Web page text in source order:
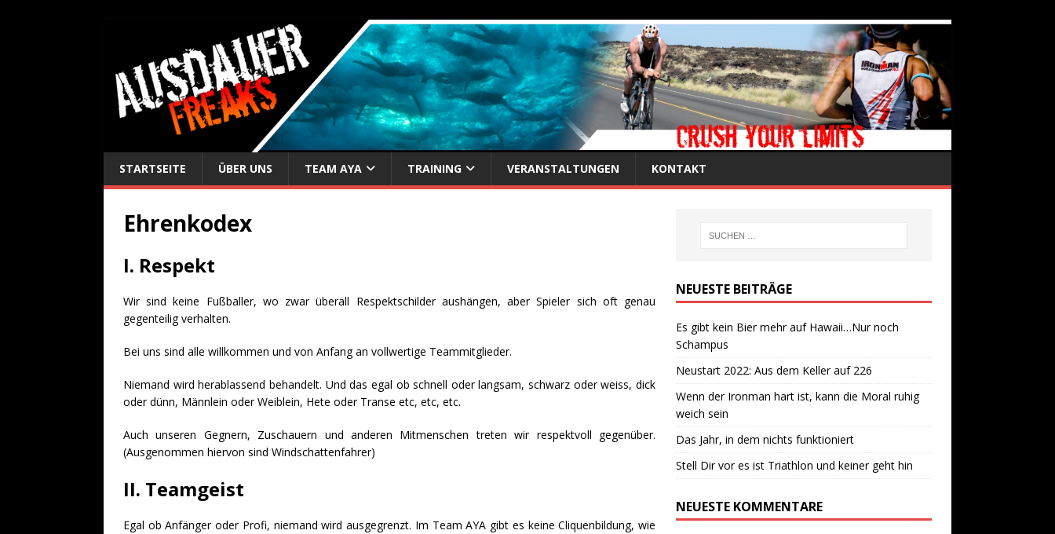
STARTSEITE ÜBER UNS TEAM AYA TRAINING VERANSTALTUNGEN KONTAKT
Ehrenkodex
I. Respekt
Wir sind keine Fußballer, wo zwar überall Respektschilder aushängen, aber Spieler sich oft genau
gegenteilig verhalten.
Bei uns sind alle willkommen und von Anfang an vollwertige Teammitglieder.
Niemand wird herablassend behandelt. Und das egal ob schnell oder langsam, schwarz oder weiss, dick
oder dünn, Männlein oder Weiblein, Hete oder Transe etc, etc, etc.
Auch unseren Gegnern, Zuschauern und anderen Mitmenschen treten wir respektvoll gegenüber.
(Ausgenommen hiervon sind Windschattenfahrer)
II. Teamgeist
Egal ob Anfänger oder Profi, niemand wird ausgegrenzt. Im Team AYA gibt es keine Cliquenbildung, wie
NEUESTE BEITRÄGE
Es gibt kein Bier mehr auf Hawaii…Nur noch
Schampus
Neustart 2022: Aus dem Keller auf 226
Wenn der Ironman hart ist, kann die Moral ruhig
weich sein
Das Jahr, in dem nichts funktioniert
Stell Dir vor es ist Triathlon und keiner geht hin
NEUESTE KOMMENTARE